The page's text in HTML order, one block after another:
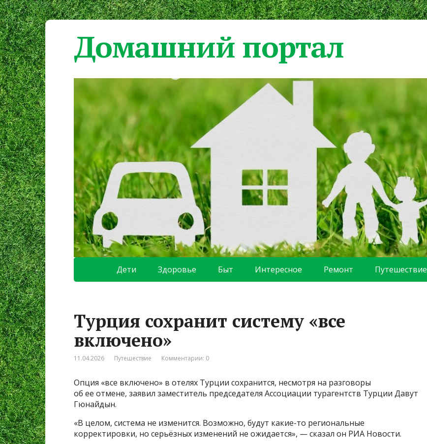
Домашний портал
Дети Здоровье Быт Интересное Ремонт Путешествие
Турция сохранит систему «все
включено»
11.04.2026 Путешествие Комментарии: 0
Опция «все включено» в отелях Турции сохранится, несмотря на разговоры
об ее отмене, заявил заместитель председателя Ассоциации турагентств Турции Давут
Гюнайдын.
«В целом, система не изменится. Возможно, будут какие-то региональные
корректировки, но серьёзных изменений не ожидается», — сказал он РИА Новости.